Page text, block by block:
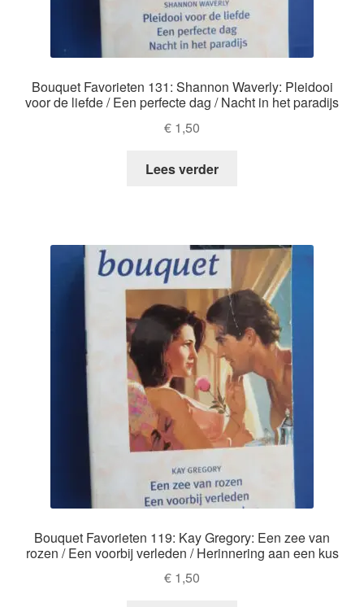
Bouquet Favorieten 131: Shannon Waverly: Pleidooi
voor de liefde / Een perfecte dag / Nacht in het paradijs
€ 1,50
Lees verder
Bouquet Favorieten 119: Kay Gregory: Een zee van
rozen / Een voorbij verleden / Herinnering aan een kus
€ 1,50